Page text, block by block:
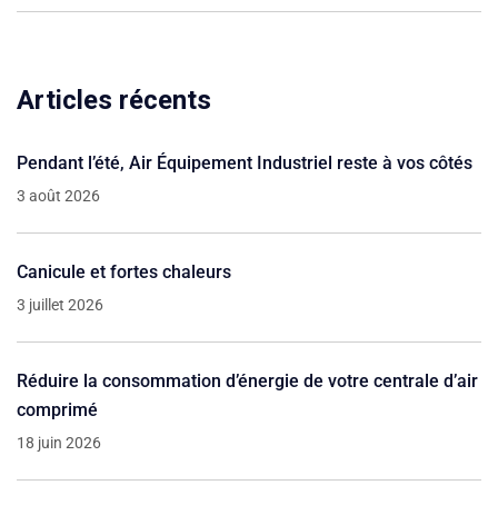
Articles récents
Pendant l’été, Air Équipement Industriel reste à vos côtés
3 août 2026
Canicule et fortes chaleurs
3 juillet 2026
Réduire la consommation d’énergie de votre centrale d’air
comprimé
18 juin 2026